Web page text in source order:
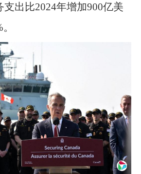
出比2024年增加900亿美